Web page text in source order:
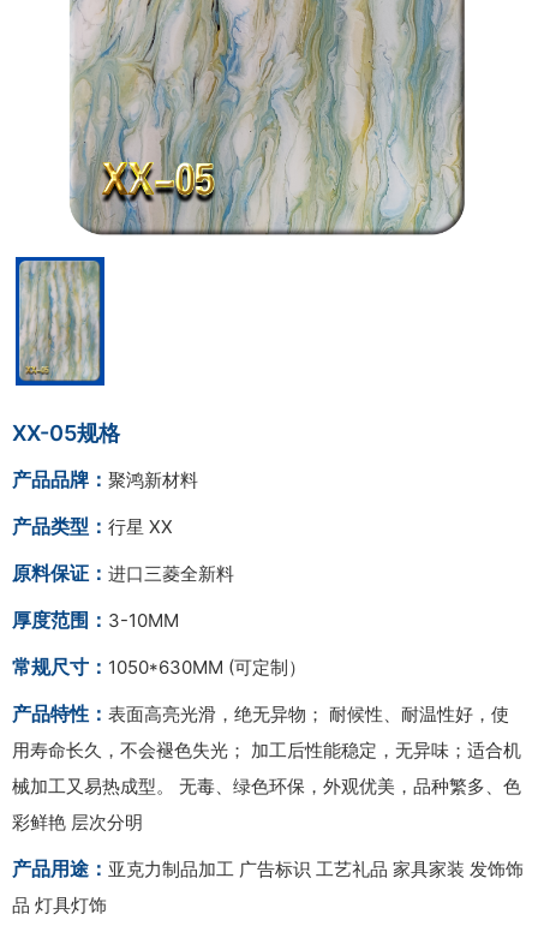
XX-05规格
产品品牌： 聚鸿新材料
产品类型： 行星 XX
原料保证： 进口三菱全新料
厚度范围： 3-10MM
常规尺寸： 1050*630MM (可定制）
产品特性： 表面高亮光滑，绝无异物； 耐候性、耐温性好，使
用寿命长久，不会褪色失光； 加工后性能稳定，无异味；适合机
械加工又易热成型。 无毒、绿色环保，外观优美，品种繁多、色
彩鲜艳 层次分明
产品用途： 亚克力制品加工 广告标识 工艺礼品 家具家装 发饰饰
品 灯具灯饰